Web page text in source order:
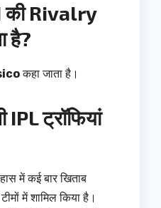
की Rivalry
है?
कहा जाता है।
IPL ट्रॉफियां
में कई बार खिताब
में शामिल किया है।